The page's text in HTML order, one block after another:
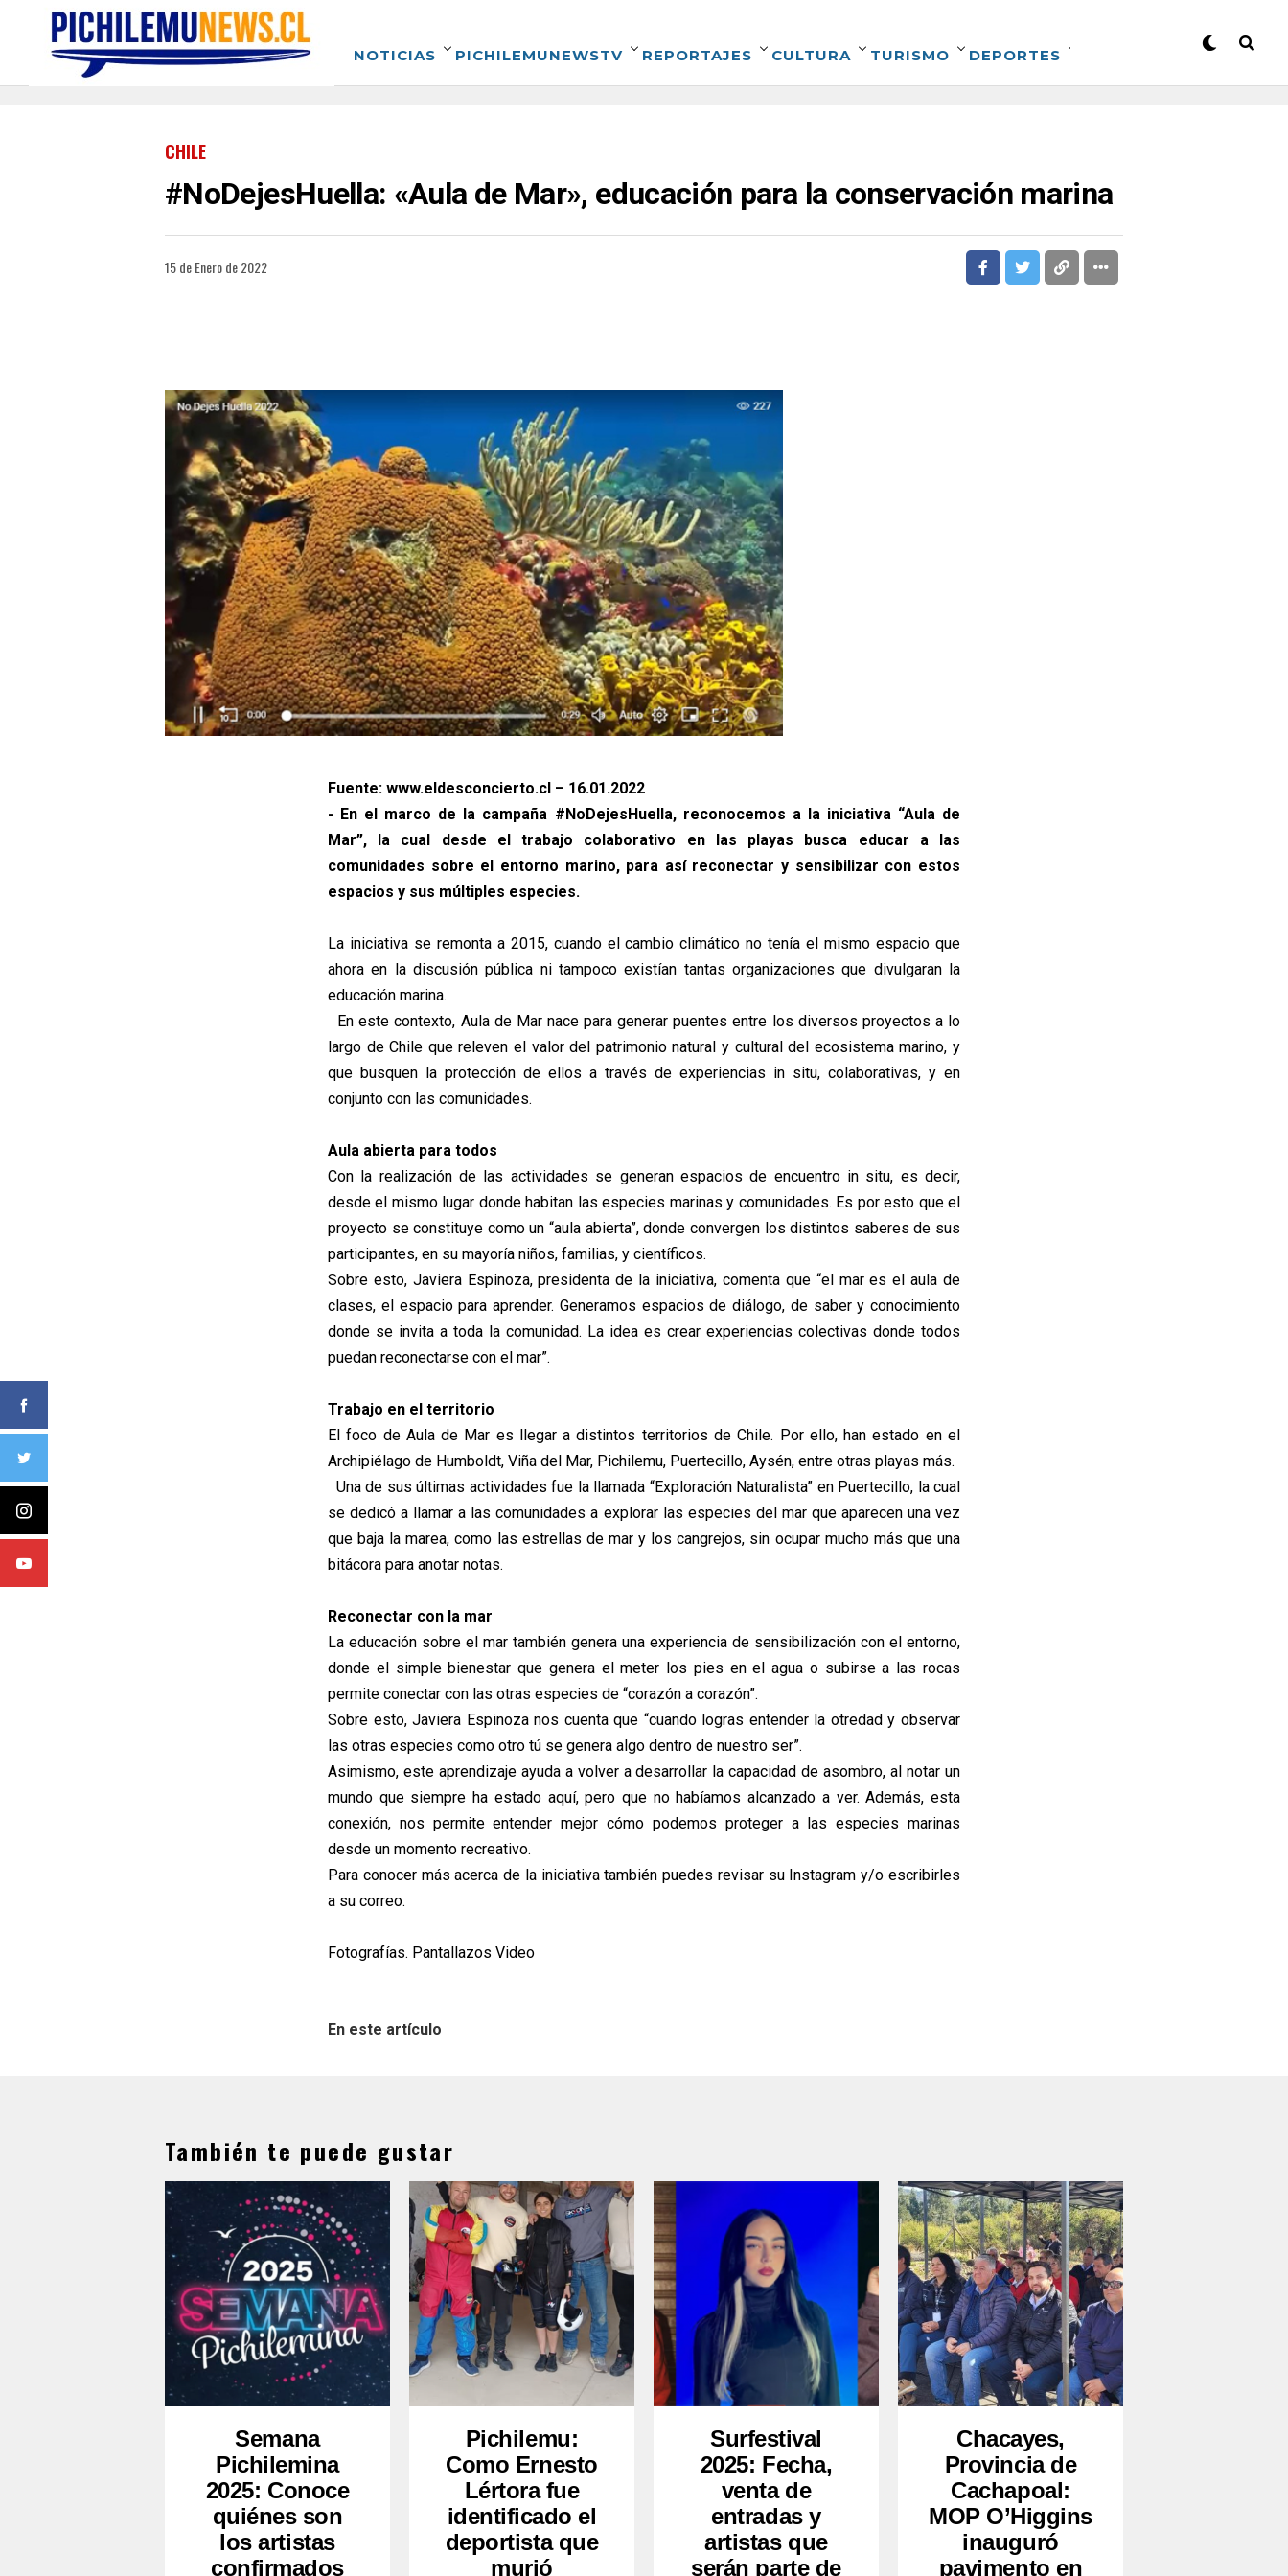
NOTICIAS PICHILEMUNEWSTV REPORTAJES CULTURA TURISMO DEPORTES
CHILE
#NoDejesHuella: «Aula de Mar», educación para la conservación marina
15 de Enero de 2022
Fuente: www.eldesconcierto.cl – 16.01.2022
- En el marco de la campaña #NoDejesHuella, reconocemos a la iniciativa “Aula de
Mar”, la cual desde el trabajo colaborativo en las playas busca educar a las
comunidades sobre el entorno marino, para así reconectar y sensibilizar con estos
espacios y sus múltiples especies.
La iniciativa se remonta a 2015, cuando el cambio climático no tenía el mismo espacio que
ahora en la discusión pública ni tampoco existían tantas organizaciones que divulgaran la
educación marina.
En este contexto, Aula de Mar nace para generar puentes entre los diversos proyectos a lo
largo de Chile que releven el valor del patrimonio natural y cultural del ecosistema marino, y
que busquen la protección de ellos a través de experiencias in situ, colaborativas, y en
conjunto con las comunidades.
Aula abierta para todos
Con la realización de las actividades se generan espacios de encuentro in situ, es decir,
desde el mismo lugar donde habitan las especies marinas y comunidades. Es por esto que el
proyecto se constituye como un “aula abierta”, donde convergen los distintos saberes de sus
participantes, en su mayoría niños, familias, y científicos.
Sobre esto, Javiera Espinoza, presidenta de la iniciativa, comenta que “el mar es el aula de
clases, el espacio para aprender. Generamos espacios de diálogo, de saber y conocimiento
donde se invita a toda la comunidad. La idea es crear experiencias colectivas donde todos
puedan reconectarse con el mar”.
Trabajo en el territorio
El foco de Aula de Mar es llegar a distintos territorios de Chile. Por ello, han estado en el
Archipiélago de Humboldt, Viña del Mar, Pichilemu, Puertecillo, Aysén, entre otras playas más.
Una de sus últimas actividades fue la llamada “Exploración Naturalista” en Puertecillo, la cual
se dedicó a llamar a las comunidades a explorar las especies del mar que aparecen una vez
que baja la marea, como las estrellas de mar y los cangrejos, sin ocupar mucho más que una
bitácora para anotar notas.
Reconectar con la mar
La educación sobre el mar también genera una experiencia de sensibilización con el entorno,
donde el simple bienestar que genera el meter los pies en el agua o subirse a las rocas
permite conectar con las otras especies de “corazón a corazón”.
Sobre esto, Javiera Espinoza nos cuenta que “cuando logras entender la otredad y observar
las otras especies como otro tú se genera algo dentro de nuestro ser”.
Asimismo, este aprendizaje ayuda a volver a desarrollar la capacidad de asombro, al notar un
mundo que siempre ha estado aquí, pero que no habíamos alcanzado a ver. Además, esta
conexión, nos permite entender mejor cómo podemos proteger a las especies marinas
desde un momento recreativo.
Para conocer más acerca de la iniciativa también puedes revisar su Instagram y/o escribirles
a su correo.
Fotografías. Pantallazos Video
En este artículo
También te puede gustar
Semana
Pichilemina
2025: Conoce
quiénes son
los artistas
confirmados
Pichilemu:
Como Ernesto
Lértora fue
identificado el
deportista que
murió
Surfestival
2025: Fecha,
venta de
entradas y
artistas que
serán parte de
Chacayes,
Provincia de
Cachapoal:
MOP O’Higgins
inauguró
pavimento en